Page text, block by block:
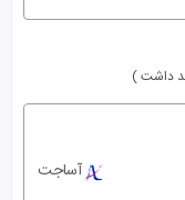
داشت )
آساجت